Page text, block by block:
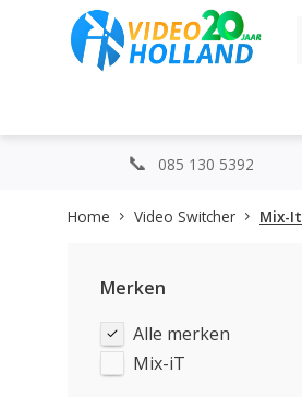
085 130 5392
Home Video Switcher Mix-It
Merken
Alle merken
Mix-iT